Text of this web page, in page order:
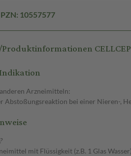
PZN: 10557577
Arzneimitteln:
Abstoßungsreaktion bei einer Nieren-,
mit Flüssigkeit (z.B. 1 Glas